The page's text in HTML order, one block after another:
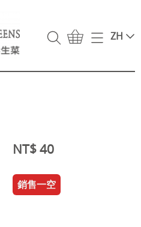
ZH
NT$ 40
銷售一空